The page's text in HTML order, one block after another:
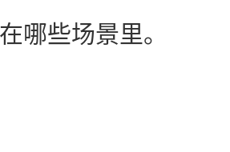
哪些场景里。